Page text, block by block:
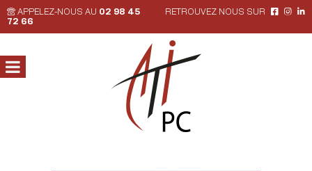
APPELEZ-NOUS AU 02 98 45
72 66
RETROUVEZ NOUS SUR